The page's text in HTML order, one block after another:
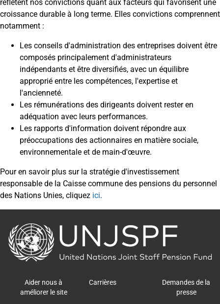
reflètent nos convictions quant aux facteurs qui favorisent une
croissance durable à long terme. Elles convictions comprennent
notamment :
Les conseils d'administration des entreprises doivent être
composés principalement d'administrateurs
indépendants et être diversifiés, avec un équilibre
approprié entre les compétences, l'expertise et
l'ancienneté.
Les rémunérations des dirigeants doivent rester en
adéquation avec leurs performances.
Les rapports d'information doivent répondre aux
préoccupations des actionnaires en matière sociale,
environnementale et de main-d'œuvre.
Pouren savoir plus sur la stratégie d'investissement
responsable de la Caisse commune des pensions du personnel
des Nations Unies, cliquez ici.
Back
to
the
homepage
Aider nous à
améliorer le site
Carrières
Demandes de la
presse